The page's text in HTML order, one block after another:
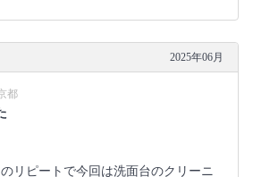
2025年06月
都
リピートで今回は洗面台のクリーニ